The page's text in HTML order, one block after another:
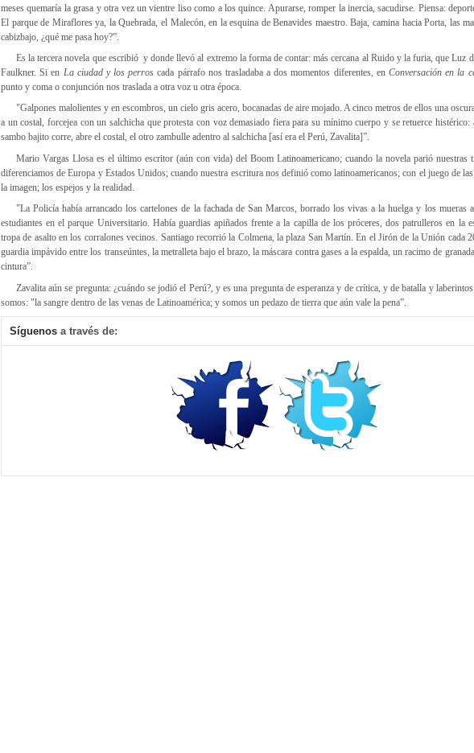
meses quemaría la grasa y otra vez un vientre liso como a los quince. Apurarse, romper la inercia, sacudirse. Piensa:
El parque de Miraflores ya, la Quebrada, el Malecón, en la esquina de Benavides maestro. Baja, camina hacia Porta, las
cabizbajo, ¿qué me pasa hoy?”.
Es la tercera novela que escribió y donde llevó al extremo la forma de contar: más cercana al Ruido y la furia, que Luz
Faulkner. Si en La ciudad y los perros cada párrafo nos trasladaba a dos momentos diferentes, en Conversación en la
punto y coma o conjunción nos traslada a otra voz u otra época.
"Galpones malolientes y en escombros, un cielo gris acero, bocanadas de aire mojado. A cinco metros de ellos una
a un costal, forcejea con un salchicha que protesta con voz demasiado fiera para su mínimo cuerpo y se retuerce histérico:
sambo bajito corre, abre el costal, el otro zambulle adentro al salchicha [así era el Perú, Zavalita]”.
Mario Vargas Llosa es el último escritor (aún con vida) del Boom Latinoamericano; cuando la novela parió
diferenciamos de Europa y Estados Unidos; cuando nuestra escritura nos definió como latinoamericanos; con el juego de
la imagen; los espejos y la realidad.
"La Policía había arrancado los cartelones de la fachada de San Marcos, borrado los vivas a la huelga y los mueras
estudiantes en el parque Universitario. Había guardias apiñados frente a la capilla de los próceres, dos patrulleros en la
tropa de asalto en los corralones vecinos. Santiago recorrió la Colmena, la plaza San Martín. En el Jirón de la Unión cada
guardia impávido entre los transeúntes, la metralleta bajo el brazo, la máscara contra gases a la espalda, un racimo de
cintura”.
Zavalita aún se pregunta: ¿cuándo se jodió el Perú?, y es una pregunta de esperanza y de crítica, y de batalla y
somos: "la sangre dentro de las venas de Latinoamérica; y somos un pedazo de tierra que aún vale la pena”.
Síguenos a través de: